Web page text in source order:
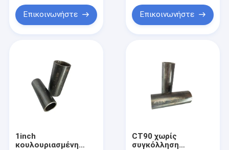
Επικοινωνήστε Επικοινωνήστε
1inch
κουλουριασμένη
CT90 χωρίς
συγκόλληση